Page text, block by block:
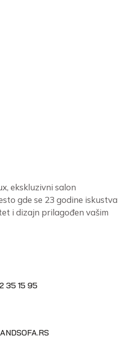
ekskluzivni salon
gde se 23 godine iskustva
i dizajn prilagođen vašim
35 15 95